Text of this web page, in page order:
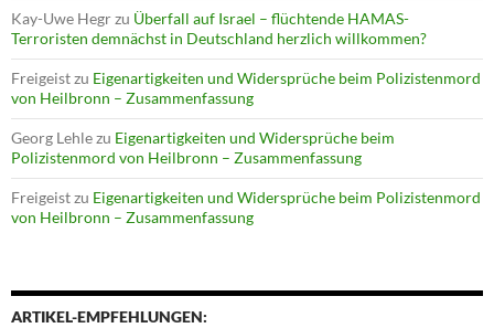
Kay-Uwe Hegrzu Überfall auf Israel – flüchtende HAMAS-
Terroristen demnächst in Deutschland herzlich willkommen?
Freigeistzu Eigenartigkeiten und Widersprüche beim Polizistenmord
von Heilbronn – Zusammenfassung
Georg Lehlezu Eigenartigkeiten und Widersprüche beim
Polizistenmord von Heilbronn – Zusammenfassung
Freigeistzu Eigenartigkeiten und Widersprüche beim Polizistenmord
von Heilbronn – Zusammenfassung
ARTIKEL-EMPFEHLUNGEN: